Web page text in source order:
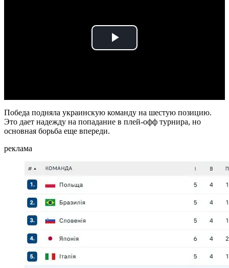
Play
Победа подняла украинскую команду на шестую позицию.
Это дает надежду на попадание в плей-офф турнира, но
основная борьба еще впереди.
реклама